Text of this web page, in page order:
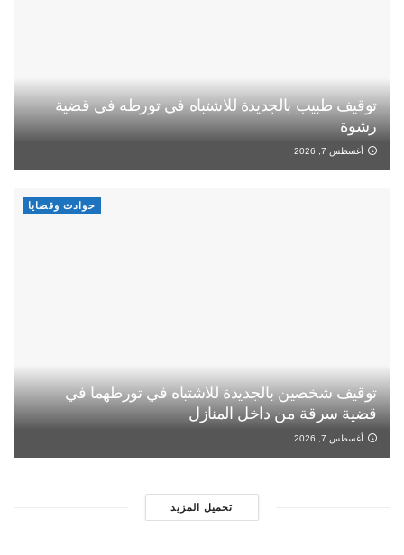
توقيف طبيب بالجديدة للاشتباه في تورطه في قضية
رشوة
أغسطس 7, 2026
حوادث وقضايا
توقيف شخصين بالجديدة للاشتباه في تورطهما في
قضية سرقة من داخل المنازل
أغسطس 7, 2026
تحميل المزيد